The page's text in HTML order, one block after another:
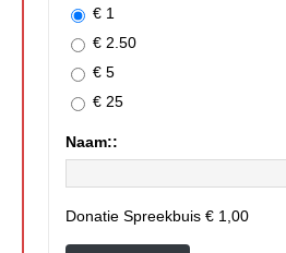
€ 1
€ 2.50
€ 5
€ 25
Naam::
Donatie Spreekbuis € 1,00